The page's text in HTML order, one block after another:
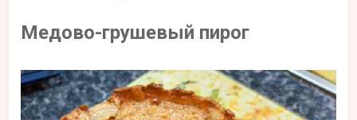
Медово-грушевый пирог